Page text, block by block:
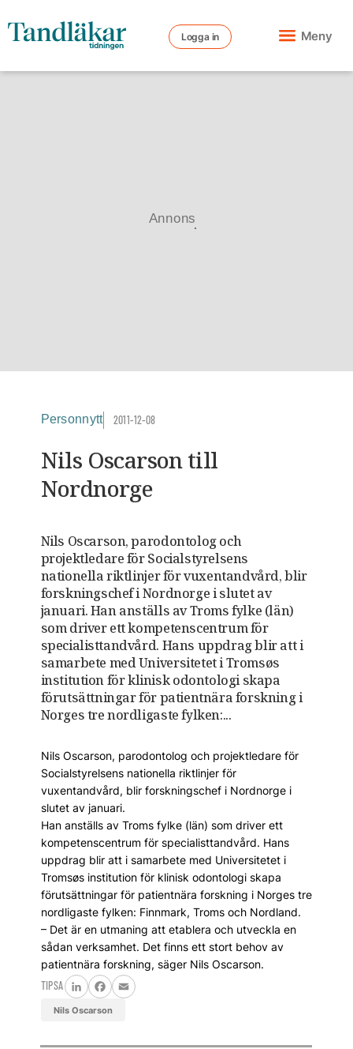
Logga in Meny
Annons
Personnytt 2011-12-08
Nils Oscarson till
Nordnorge
Nils Oscarson, parodontolog och
projektledare för Socialstyrelsens
nationella riktlinjer för vuxentandvård, blir
forskningschef i Nordnorge i slutet av
januari. Han anställs av Troms fylke (län)
som driver ett kompetenscentrum för
specialisttandvård. Hans uppdrag blir att i
samarbete med Universitetet i Tromsøs
institution för klinisk odontologi skapa
förutsättningar för patientnära forskning i
Norges tre nordligaste fylken:...
Nils Oscarson, parodontolog och projektledare för
Socialstyrelsens nationella riktlinjer för
vuxentandvård, blir forskningschef i Nordnorge i
slutet av januari.
Han anställs av Troms fylke (län) som driver ett
kompetenscentrum för specialisttandvård. Hans
uppdrag blir att i samarbete med Universitetet i
Tromsøs institution för klinisk odontologi skapa
förutsättningar för patientnära forskning i Norges tre
nordligaste fylken: Finnmark, Troms och Nordland.
– Det är en utmaning att etablera och utveckla en
sådan verksamhet. Det finns ett stort behov av
patientnära forskning, säger Nils Oscarson.
TIPSA
LinkedInFacebook
Email
Nils Oscarson